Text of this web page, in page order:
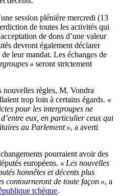
session plénière mercredi (13
de toutes les activités qui
de dons d’une valeur
devront également déclarer
leur mandat. Les échanges de
» seront strictement
nouvelles règles, M. Vondra
trop loin à certains égards. «
pour les intergroupes ne
eux, en particulier ceux qui
au Parlement », a averti
pourraient avoir des
européens. « Les nouvelles
honnêtes et décents plus
contourneront de toute façon », a
tchèque.